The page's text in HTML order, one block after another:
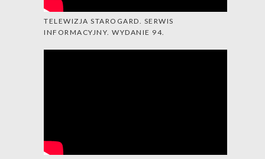
TELEWIZJA STAROGARD. SERWIS
INFORMACYJNY. WYDANIE 94.